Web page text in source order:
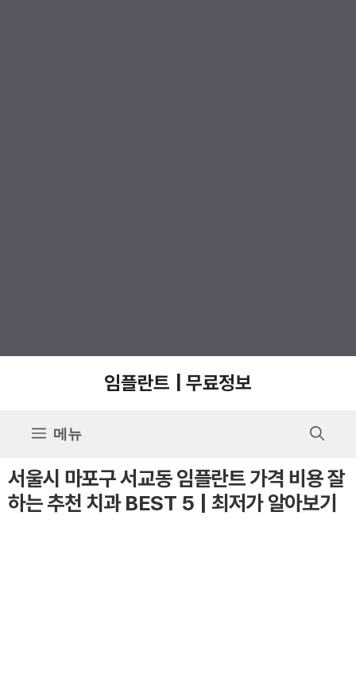
너
뛰
임플란트 | 무료정보
메뉴
서울시 마포구 서교동 임플란트 가격 비용 잘
하는 추천 치과 BEST 5 | 최저가 알아보기